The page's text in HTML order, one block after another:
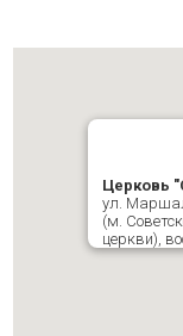
Церковь
ул.
(м.
церкви),